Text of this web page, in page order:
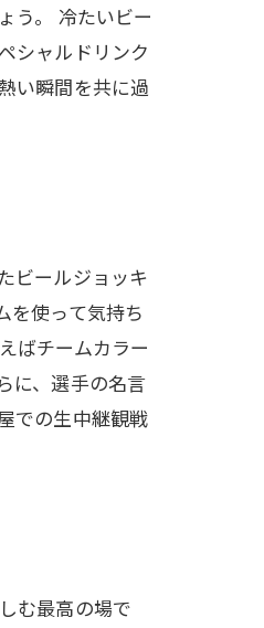
う。 冷たいビー
シャルドリンク
い瞬間を共に過
ビールジョッキ
を使って気持ち
ばチームカラー
に、選手の名言
での生中継観戦
む最高の場で